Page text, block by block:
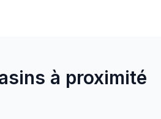
à proximité